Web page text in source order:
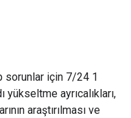
sorunlar için 7/24 1
ayrıcalıkları,
araştırılması ve